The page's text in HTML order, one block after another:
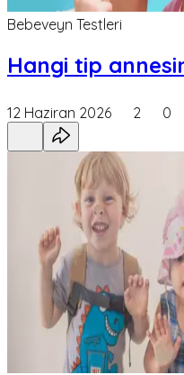
Bebeveyn Testleri
Hangi tip
12 Haziran 2026 2 0